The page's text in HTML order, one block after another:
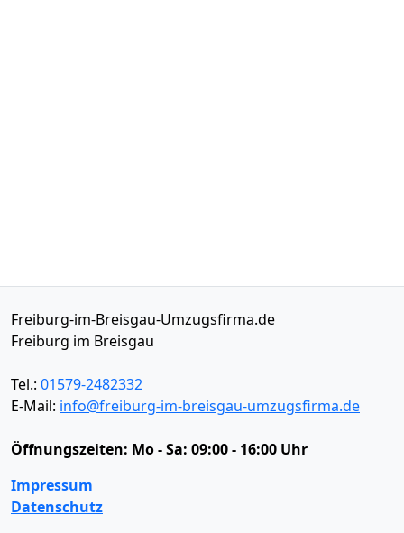
Freiburg-im-Breisgau-Umzugsfirma.de
Freiburg im Breisgau
Tel.: 01579-2482332
E-Mail: info@freiburg-im-breisgau-umzugsfirma.de
Öffnungszeiten: Mo - Sa: 09:00 - 16:00 Uhr
Impressum
Datenschutz